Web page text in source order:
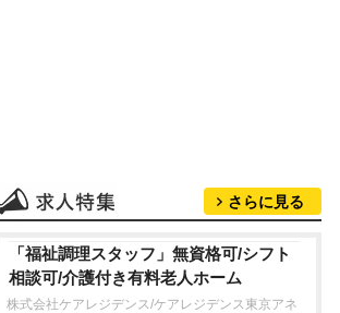
さらに見る
「福祉調理スタッフ」無資格可/シフト
相談可/介護付き有料老人ホーム
株式会社ケアレジデンス/ケアレジデンス東京アネ